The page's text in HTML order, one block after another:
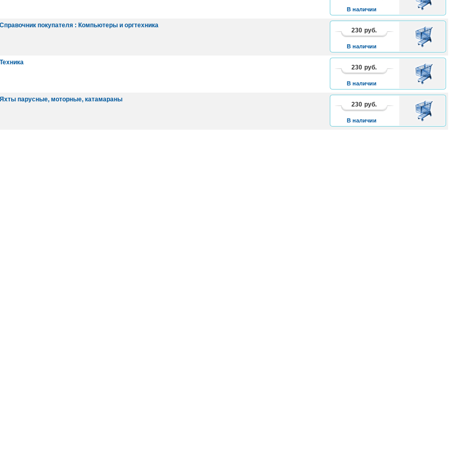
В наличии
КОРЗИНУ
покупателя : Компьютеры и оргтехника
230 руб.
В наличии
В
КОРЗИНУ
230 руб.
В наличии
В
КОРЗИНУ
парусные, моторные, катамараны
230 руб.
В наличии
В
КОРЗИНУ